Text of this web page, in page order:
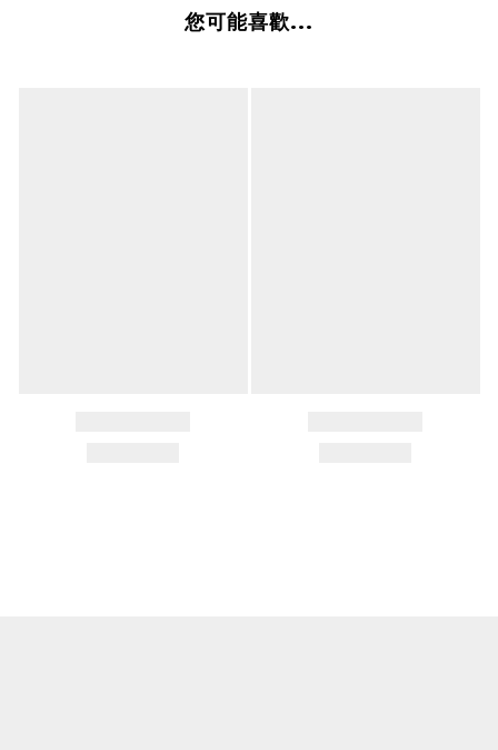
您可能喜歡...